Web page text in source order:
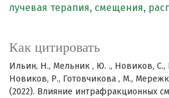
лучевая терапия, смещения,
Как цитировать
Ильин, Н., Мельник , Ю. ., Новиков, С.,
Новиков, Р., Готовчикова , М.,
(2022). Влияние интрафракционных